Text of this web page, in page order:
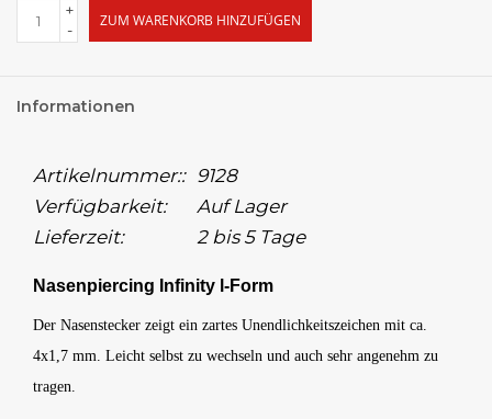
+
-
ZUM WARENKORB HINZUFÜGEN
Informationen
Artikelnummer:: 9128
Verfügbarkeit:
Auf Lager
Lieferzeit:
2 bis 5 Tage
Nasenpiercing Infinity l-Form
Der Nasenstecker zeigt ein zartes Unendlichkeitszeichen mit ca.
4x1,7 mm. Leicht selbst zu wechseln und auch sehr angenehm zu
tragen.